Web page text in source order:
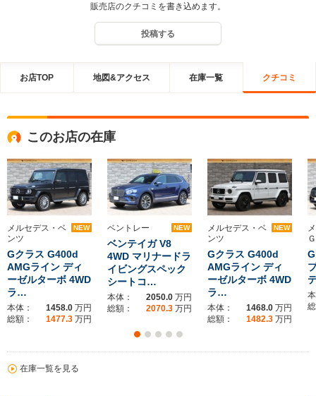
販売店のクチコミを書き込めます。
投稿する
お店TOP 地図&アクセス 在庫一覧 クチコミ
このお店の在庫
メルセデス・ベ
ンツ
NEW
Gクラス G400d
AMGライン ディ
ーゼルターボ 4WD
ラ…
本体： 1458.0 万円
総額：
1477.3 万円
ベントレー NEW
ベンテイガ V8
4WD マリナードラ
イビングスペック
シートコ…
本体： 2050.0 万円
総額：
2070.3 万円
メルセデス・ベ
ンツ
NEW
Gクラス G400d
AMGライン ディ
ーゼルターボ 4WD
ラ…
本体： 1468.0 万円
総額：
1482.3 万円
Ｇ
在庫一覧を見る